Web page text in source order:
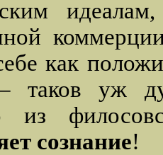
как
– таков уж
из
сознание!